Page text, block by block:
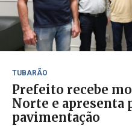
TUBARÃO
Prefeito recebe
Norte e apresenta
pavimentação